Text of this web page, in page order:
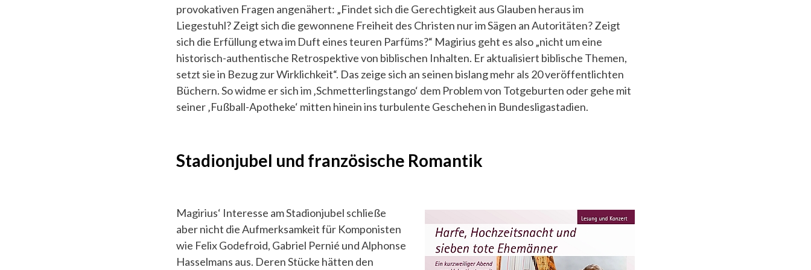
provokativen Fragen angenähert: „Findet sich die Gerechtigkeit aus Glauben heraus im
Liegestuhl? Zeigt sich die gewonnene Freiheit des Christen nur im Sägen an Autoritäten? Zeigt
sich die Erfüllung etwa im Duft eines teuren Parfüms?“ Magirius geht es also „nicht um eine
historisch-authentische Retrospektive von biblischen Inhalten. Er aktualisiert biblische Themen,
setzt sie in Bezug zur Wirklichkeit“. Das zeige sich an seinen bislang mehr als 20 veröffentlichten
Büchern. So widme er sich im ‚Schmetterlingstango‘ dem Problem von Totgeburten oder gehe mit
seiner ‚Fußball-Apotheke‘ mitten hinein ins turbulente Geschehen in Bundesligastadien.
Stadionjubel und französische Romantik
Magirius‘ Interesse am Stadionjubel schließe
aber nicht die Aufmerksamkeit für Komponisten
wie Felix Godefroid, Gabriel Pernié und Alphonse
Hasselmans aus. Deren Stücke hätten den